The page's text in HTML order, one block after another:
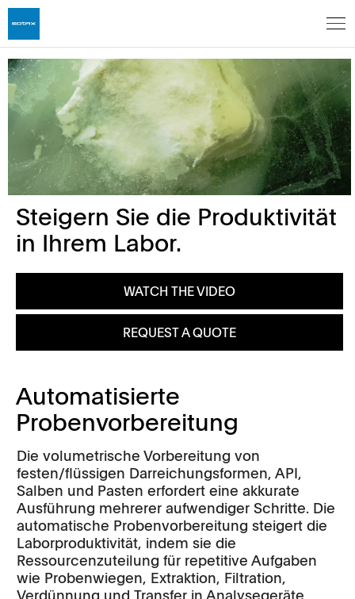
Steigern Sie die Produktivität
in Ihrem Labor.
WATCH THE VIDEO
REQUEST A QUOTE
Automatisierte
Probenvorbereitung
Die volumetrische Vorbereitung von
festen/flüssigen Darreichungsformen, API,
Salben und Pasten erfordert eine akkurate
Ausführung mehrerer aufwendiger Schritte. Die
automatische Probenvorbereitung steigert die
Laborproduktivität, indem sie die
Ressourcenzuteilung für repetitive Aufgaben
wie Probenwiegen, Extraktion, Filtration,
Verdünnung und Transfer in Analysegeräte